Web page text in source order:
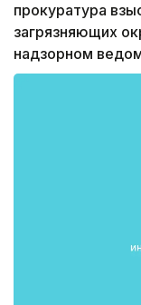
прокуратура
загрязняющих
надзорном